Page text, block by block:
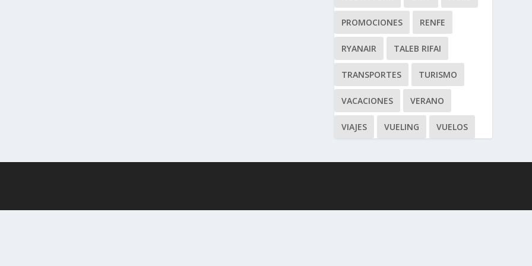
PROMOCIONES RENFE
RYANAIR TALEB RIFAI
TRANSPORTES TURISMO
VACACIONES VERANO
VIAJES VUELING VUELOS